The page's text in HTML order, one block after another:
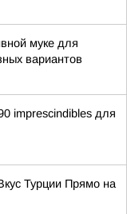
муке для
вариантов
imprescindibles для
Турции Прямо на